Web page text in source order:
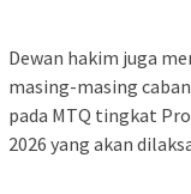
Dewan hakim juga
masing-masing
pada MTQ tingkat
2026 yang akan